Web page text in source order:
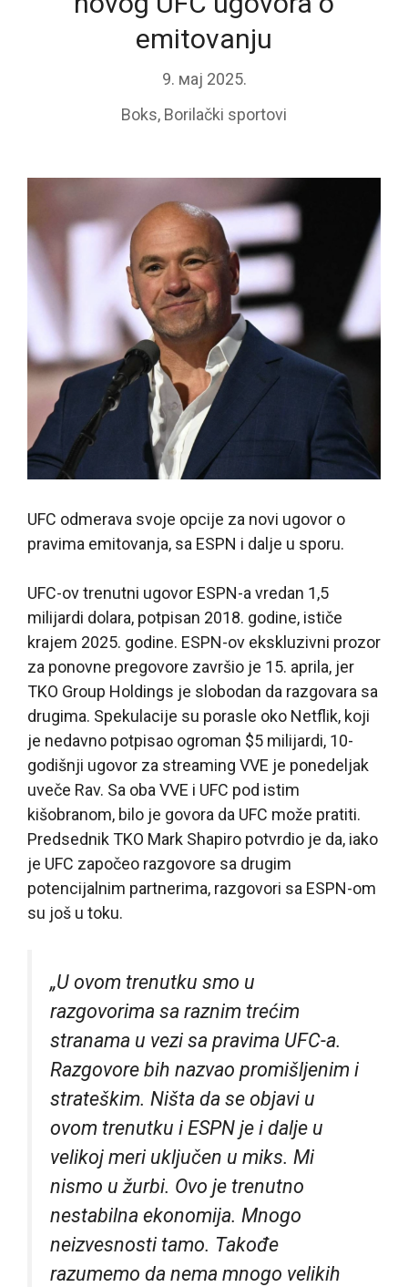
emitovanju
9. мај 2025.
Boks, Borilački sportovi
UFC odmerava svoje opcije za novi ugovor o
pravima emitovanja, sa ESPN i dalje u sporu.
UFC-ov trenutni ugovor ESPN-a vredan 1,5
milijardi dolara, potpisan 2018. godine, ističe
krajem 2025. godine. ESPN-ov ekskluzivni prozor
za ponovne pregovore završio je 15. aprila, jer
TKO Group Holdings je slobodan da razgovara sa
drugima. Spekulacije su porasle oko Netflik, koji
je nedavno potpisao ogroman $5 milijardi, 10-
godišnji ugovor za streaming VVE je ponedeljak
uveče Rav. Sa oba VVE i UFC pod istim
kišobranom, bilo je govora da UFC može pratiti.
Predsednik TKO Mark Shapiro potvrdio je da, iako
je UFC započeo razgovore sa drugim
potencijalnim partnerima, razgovori sa ESPN-om
su još u toku.
„U ovom trenutku smo u
razgovorima sa raznim trećim
stranama u vezi sa pravima UFC-a.
Razgovore bih nazvao promišljenim i
strateškim. Ništa da se objavi u
ovom trenutku i ESPN je i dalje u
velikoj meri uključen u miks. Mi
nismo u žurbi. Ovo je trenutno
nestabilna ekonomija. Mnogo
neizvesnosti tamo. Takođe
razumemo da nema mnogo velikih